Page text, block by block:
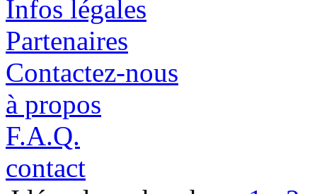
Infos légales
Partenaires
Contactez-nous
à propos
F.A.Q.
contact